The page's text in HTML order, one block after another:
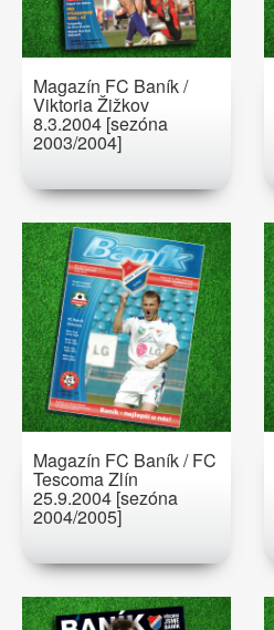
Magazín FC Baník /
Viktoria Žižkov
8.3.2004 [sezóna
2003/2004]
Magazín FC Baník / FC
Tescoma Zlín
25.9.2004 [sezóna
2004/2005]